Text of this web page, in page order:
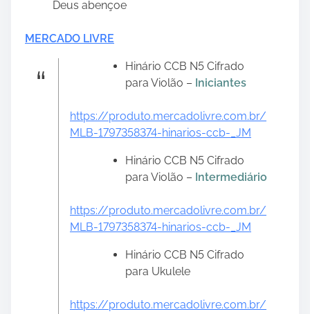
Deus abençoe
MERCADO LIVRE
Hinário CCB N5 Cifrado
para Violão – Iniciantes
https://produto.mercadolivre.com.br/
MLB-1797358374-hinarios-ccb-_JM
Hinário CCB N5 Cifrado
para Violão – Intermediário
https://produto.mercadolivre.com.br/
MLB-1797358374-hinarios-ccb-_JM
Hinário CCB N5 Cifrado
para Ukulele
https://produto.mercadolivre.com.br/